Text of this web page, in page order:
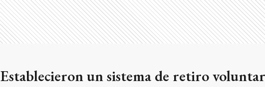
Establecieron un sistema de retiro